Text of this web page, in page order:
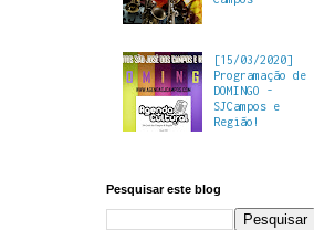
[15/03/2020]
Programação de
DOMINGO -
SJCampos e
Região!
Pesquisar este blog